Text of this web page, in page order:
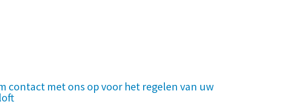
contact met ons op voor het regelen van uw